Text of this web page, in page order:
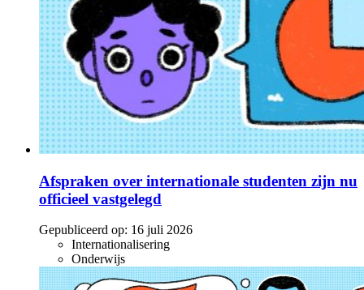
Afspraken over internationale studenten zijn nu
officieel vastgelegd
Gepubliceerd op: 16 juli 2026
Internationalisering
Onderwijs